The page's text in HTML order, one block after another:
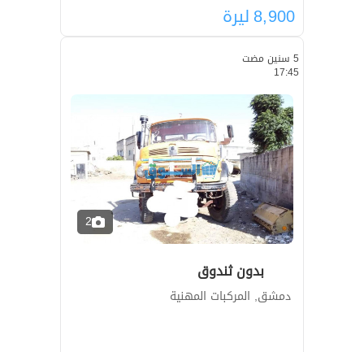
8,900ليرة
5 سنين مضت
17:45
2
بدون ثندوق
دمشق, المركبات المهنية